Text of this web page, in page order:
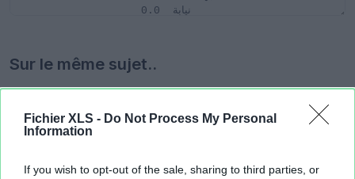
Fichier XLS - Do Not Process My Personal
Information
If you wish to opt-out of the sale, sharing to third parties, or
Sur le même sujet..
activite
poesie orale conjugaison
grammaire